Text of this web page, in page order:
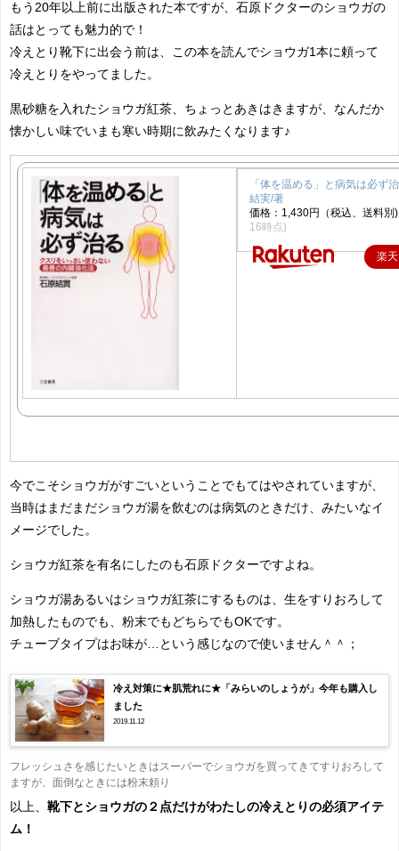
もう20年以上前に出版された本ですが、石原ドクターのショウガの
話はとっても魅力的で！
冷えとり靴下に出会う前は、この本を読んでショウガ1本に頼って
冷えとりをやってました。
黒砂糖を入れたショウガ紅茶、ちょっとあきはきますが、なんだか
懐かしい味でいまも寒い時期に飲みたくなります♪
「体を温める」と病気は必ず
結実/著
価格：1,430円（税込、送料別)
16時点)
楽
今でこそショウガがすごいということでもてはやされていますが、
当時はまだまだショウガ湯を飲むのは病気のときだけ、みたいなイ
メージでした。
ショウガ紅茶を有名にしたのも石原ドクターですよね。
ショウガ湯あるいはショウガ紅茶にするものは、生をすりおろして
加熱したものでも、粉末でもどちらでもOKです。
チューブタイプはお味が…という感じなので使いません＾＾；
冷え対策に★肌荒れに★「みらいのしょうが」今年も購入し
ました
2019.11.12
フレッシュさを感じたいときはスーパーでショウガを買ってきてすりおろして
ますが、面倒なときには粉末頼り
以上、 靴下とショウガの２点だけがわたしの冷えとりの必須アイテ
ム！